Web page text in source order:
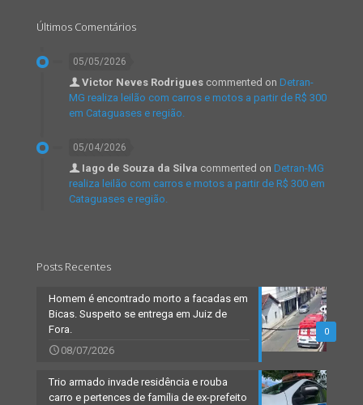
Últimos Comentários
05/05/2026
Victor Neves Rodrigues commented on Detran-
MG realiza leilão com carros e motos a partir de R$ 300
em Cataguases e região.
05/04/2026
Iago de Souza da Silva commented on Detran-MG
realiza leilão com carros e motos a partir de R$ 300 em
Cataguases e região.
Posts Recentes
0
Homem é encontrado morto a facadas em
Bicas. Suspeito se entrega em Juiz de
Fora.
08/07/2026
Trio armado invade residência e rouba
carro e pertences de família de ex-prefeito